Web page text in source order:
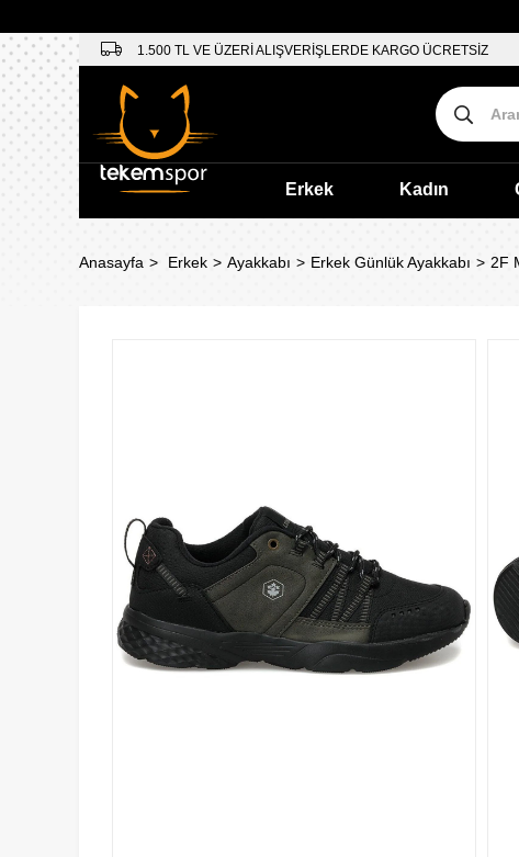
1.500 TL VE ÜZERİ ALIŞVERİŞLERDE KARGO ÜCRETSİZ
Erkek Kadın
Anasayfa Erkek Ayakkabı Erkek Günlük Ayakkabı 2F